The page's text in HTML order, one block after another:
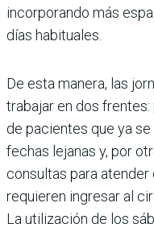
incorporando más
días habituales.
De esta manera, las
trabajar en dos
de pacientes que ya
fechas lejanas y, por
consultas para
requieren ingresar al
La utilización de los